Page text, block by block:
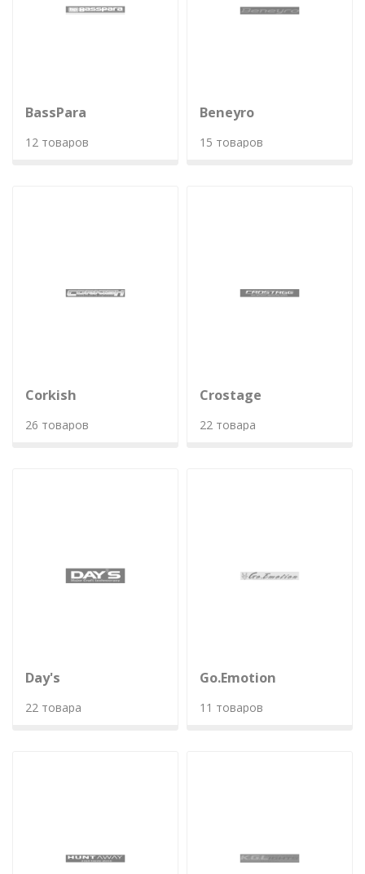
BassPara
12 товаров
Beneyro
15 товаров
Corkish
26 товаров
Crostage
22 товара
Day's
22 товара
Go.Emotion
11 товаров